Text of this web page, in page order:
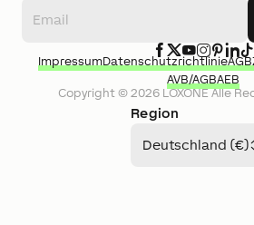
Region
Deutschland (€)
Copyright © 2026LOXONEAlle
ImpressumDatenschutzrichtlinieAGB
AVB/AGBAEB